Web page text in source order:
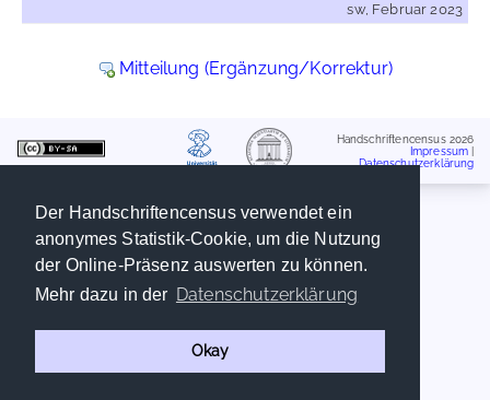
Der Handschriftencensus verwendet ein
anonymes Statistik-Cookie, um die Nutzung
der Online-Präsenz auswerten zu können.
Mehr dazu in der Datenschutzerklärung
Okay
sw, Februar 2023
Mitteilung (Ergänzung/Korrektur)
Handschriftencensus 2026
Impressum
Datenschutzerklärung